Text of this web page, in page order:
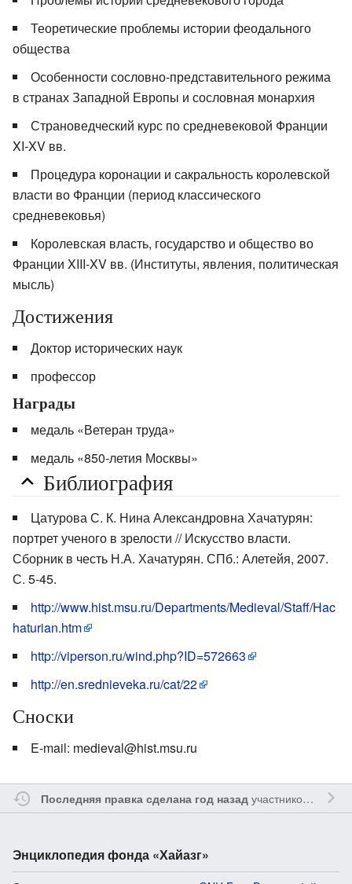
Теоретические проблемы истории феодального
общества
Особенности сословно-представительного режима
в странах Западной Европы и сословная монархия
Страноведческий курс по средневековой Франции
XI-XV вв.
Процедура коронации и сакральность королевской
власти во Франции (период классического
средневековья)
Королевская власть, государство и общество во
Франции XIII-XV вв. (Институты, явления, политическая
мысль)
Достижения
Доктор исторических наук
профессор
Награды
медаль «Ветеран труда»
медаль «850-летия Москвы»
Библиография
Цатурова С. К. Нина Александровна Хачатурян:
портрет ученого в зрелости // Искусство власти.
Сборник в честь Н.А. Хачатурян. СПб.: Алетейя, 2007.
С. 5-45.
http://www.hist.msu.ru/Departments/Medieval/Staff/Hac
haturian.htm
http://viperson.ru/wind.php?ID=572663
http://en.srednieveka.ru/cat/22
Сноски
E-mail: medieval@hist.msu.ru
Последняя правка сделана год назадучастником
Энциклопедия фонда «Хайазг»